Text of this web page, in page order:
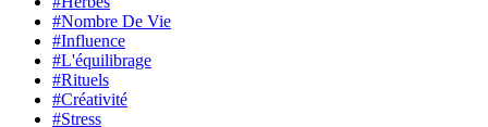
#Nombre De Vie
#Influence
#L'équilibrage
#Rituels
#Créativité
#Stress